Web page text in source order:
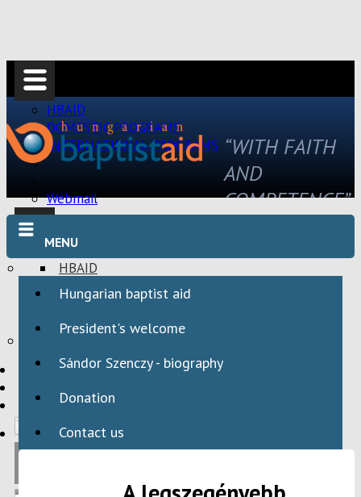
HBAID
DOMESTIC PROGRAMS
INTERNATIONAL PROGRAMS
Webmail
HBAID
DOMESTIC PROGRAMS
HBAID
INTERNATIONAL PROGRAMS
“WITH FAITH
AND
COMPETENCE”
MENU
Hungarian baptist aid
President's welcome
Sándor Szenczy - biography
Donation
Contact us